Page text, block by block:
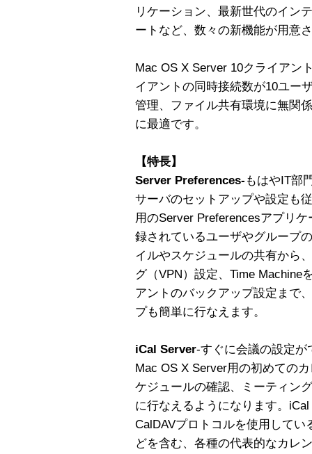
リケーション、最新世代のイン
ートなど、数々の新機能が用意
Mac OS X Server 10クライアン
イアントの同時接続数が10ユー
管理、ファイル共有環境に無関
に最適です。
【特長】
Server Preferences- もはやIT部
サーバのセットアップや設定も
用のServer Preferencesアプリ
録されているユーザやグループ
イルやスケジュールの共有から
グ（VPN）設定、Time Machine
アントのバックアップ設定まで
プも簡単に行なえます。
iCal Server-すぐに会議の設定が
Mac OS X Server用の初めての
ケジュールの確認、ミーティン
に行なえるようになります。
CalDAVプロトコルを使用してい
どを含む、各種の代表的なカレ